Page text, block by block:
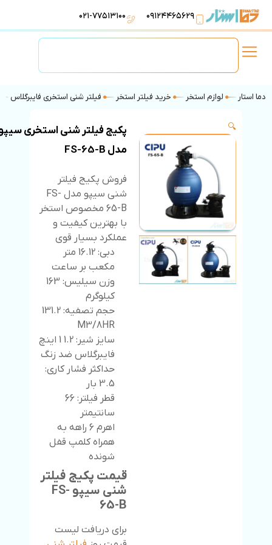
۰۹۱۲۴۴۶۵۶۲۹ ۰۲۱-۷۷۵۱۳۱۰۰
دما استار لوازم استخر خرید فیلتر استخر فیلتر شنی استخری فایبرگلاس
🔍
پکیج فیلتر شنی استخری
مدل FS-65-B
فروش پکیج فیلتر
شنی سیپو مدل FS-
65-B مخصوص استخر
با بهترین کیفیت و
عملکرد بسیار قوی
دبی: 16.12 متر
مکعب بر ساعت
وزن سیلیس: 163
کیلوگرم
حجم تصفیه: 131.2
M3/8HR
سایز شیر: 1.2 1 اینچ
فایبرگلاس ضد زنگ
حداکثر فشار کاری:
3.5 بار
قطر فیلتر: 66
سانتیمتر
اهرم 6 راهه به
همراه کلمپ قفل
شونده
قیمت پکیج فیلتر
شنی سیپو FS-
65-B
برای دریافت لیست